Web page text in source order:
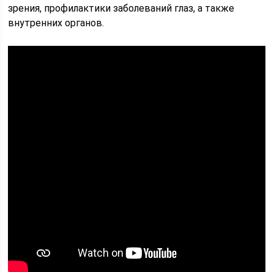
зрения, профилактики заболеваний глаз, а также
внутренних органов.